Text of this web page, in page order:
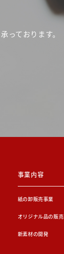
っております。
事業内容
紙の卸販売事業
オリジナル品の販売
新素材の開発